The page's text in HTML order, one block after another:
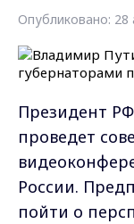
Опубликовано: 28
Президент
проведет
России.
пойти о